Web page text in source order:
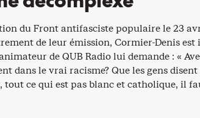
du Front antifasciste populaire le 23
de leur émission, Cormier-Denis
de QUB Radio lui demande : «
dans le vrai racisme? Que les gens
tout ce qui est pas blanc et catholique, il